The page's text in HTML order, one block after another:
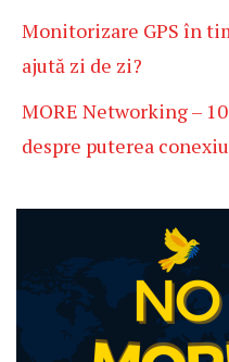
Monitorizare GPS în
ajută zi de zi?
MORE Networking –
despre puterea